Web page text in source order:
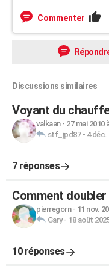
Commenter
Discussions similaires
Voyant du
valkaan- 27 mai 2010
stf_jpd87- 4 déc.
7 réponses
Comment doubler
pierregorn- 11 nov.
Gary- 18 août
10 réponses